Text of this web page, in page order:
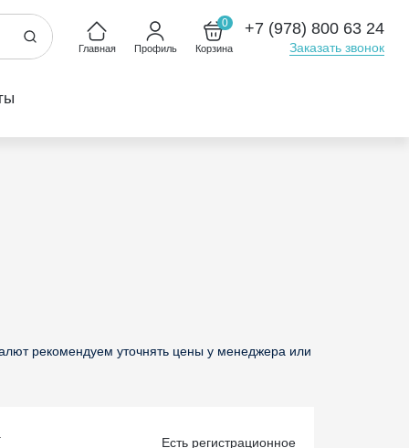
Главная Профиль
0
Корзина
+7 (978) 800 63 24
Заказать звонок
рекомендуем уточнять цены у менеджера или
Есть регистрационное